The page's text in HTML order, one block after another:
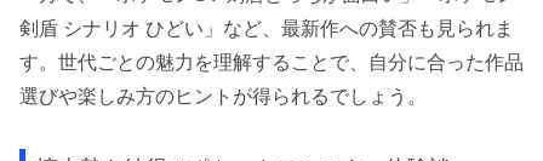
剣盾 シナリオ ひどい」など、最新作への賛否も見られま
す。世代ごとの魅力を理解することで、自分に合った作品
選びや楽しみ方のヒントが得られるでしょう。